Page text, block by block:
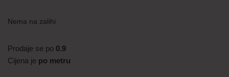
Nema na zalihi
Prodaje se po 0.9
Cijena je po metru